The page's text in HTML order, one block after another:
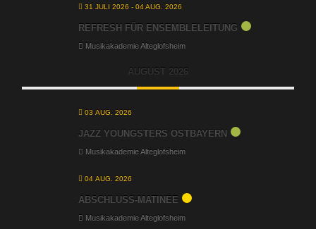
31 JULI 2026 - 04 AUG. 2026
REFRESH FÜR ENSEMBLELEITUNG
Musikakademie Alteglofsheim
AUGUST 2026
03 AUG. 2026
JAZZ YOUNGSTERS OSTBAYERN
Musikakademie Alteglofsheim
04 AUG. 2026
ABSCHLUSS-MATINEE
Musikakademie Alteglofsheim